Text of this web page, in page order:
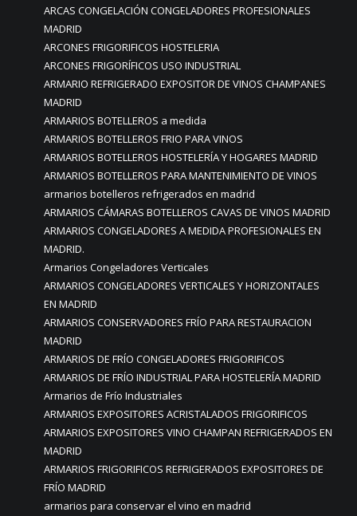
ARCAS CONGELACIÓN CONGELADORES PROFESIONALES
MADRID
ARCONES FRIGORIFICOS HOSTELERIA
ARCONES FRIGORÍFICOS USO INDUSTRIAL
ARMARIO REFRIGERADO EXPOSITOR DE VINOS CHAMPANES
MADRID
ARMARIOS BOTELLEROS a medida
ARMARIOS BOTELLEROS FRIO PARA VINOS
ARMARIOS BOTELLEROS HOSTELERÍA Y HOGARES MADRID
ARMARIOS BOTELLEROS PARA MANTENIMIENTO DE VINOS
armarios botelleros refrigerados en madrid
ARMARIOS CÁMARAS BOTELLEROS CAVAS DE VINOS MADRID
ARMARIOS CONGELADORES A MEDIDA PROFESIONALES EN
MADRID.
Armarios Congeladores Verticales
ARMARIOS CONGELADORES VERTICALES Y HORIZONTALES
EN MADRID
ARMARIOS CONSERVADORES FRÍO PARA RESTAURACION
MADRID
ARMARIOS DE FRÍO CONGELADORES FRIGORIFICOS
ARMARIOS DE FRÍO INDUSTRIAL PARA HOSTELERÍA MADRID
Armarios de Frío Industriales
ARMARIOS EXPOSITORES ACRISTALADOS FRIGORIFICOS
ARMARIOS EXPOSITORES VINO CHAMPAN REFRIGERADOS EN
MADRID
ARMARIOS FRIGORIFICOS REFRIGERADOS EXPOSITORES DE
FRÍO MADRID
armarios para conservar el vino en madrid